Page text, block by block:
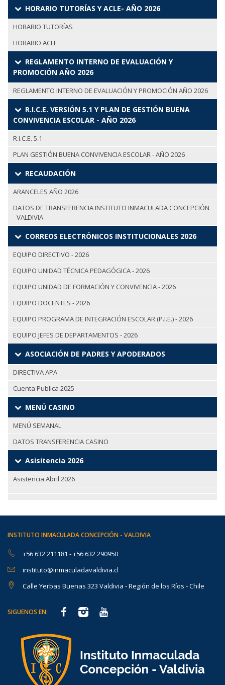
HORARIO TUTORÍAS Y ACLE- AÑO 2026
HORARIO TUTORÍAS
HORARIO ACLE
REGLAMENTO INTERNO DE EVALUACIÓN Y
PROMOCIÓN AÑO 2026
REGLAMENTO INTERNO DE EVALUACIÓN Y PROMOCIÓN AÑO 2026
R.I.C.E. VERSIÓN 5.1 Y PLAN DE GESTIÓN BUENA
CONVIVENCIA ESCOLAR - AÑO 2026
R.I.C.E. 5.1
PLAN GESTIÓN BUENA CONVIVENCIA ESCOLAR - AÑO 2026
RECAUDACIÓN
ARANCELES AÑO 2026
DATOS DE TRANSFERENCIA INSTITUTO INMACULADA CONCEPCIÓN
- VALDIVIA
CORREOS ELECTRÓNICOS INSTITUCIONALES 2026
EQUIPO DIRECTIVO - 2026
EQUIPO UNIDAD TÉCNICA PEDAGÓGICA - 2026
EQUIPO UNIDAD DE FORMACIÓN Y CONVIVENCIA - 2026
EQUIPO DOCENTES - 2026
EQUIPO PROGRAMA DE INTEGRACIÓN ESCOLAR (P.I.E.) - 2026
EQUIPO JEFES DE DEPARTAMENTOS - 2026
ASOCIACIÓN DE PADRES Y APODERADOS
DIRECTIVA APA
Cuenta Publica 2025
MENÚ CASINO
MENÚ SEMANAL
DATOS TRANSFERENCIA CASINO
Asisitencia 2026
Asistencia Abril 2026
INSTITUTO INMACULADA CONCEPCIÓN - VALDIVIA
+56 632 211181 -+56 632 290950
instituto@inmaculadavaldivia.cl
Calle Yerbas Buenas 323 Valdivia - Región de los Ríos - Chile
SIGUENOS EN: